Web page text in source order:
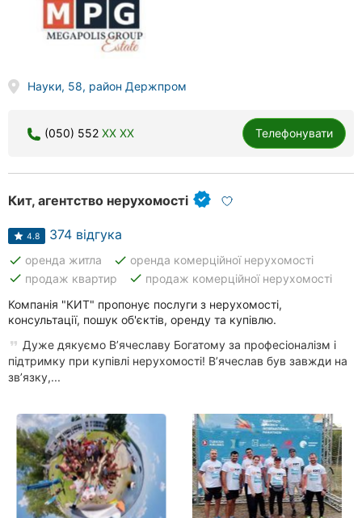
Науки, 58, район Держпром
(050) 552 XX XX Телефонувати
Кит, агентство нерухомості
4.8 374 відгука
done оренда житла done оренда комерційної нерухомості
done продаж квартир done продаж комерційної нерухомості
Компанія "КИТ" пропонує послуги з нерухомості,
консультації, пошук об'єктів, оренду та купівлю.
Дуже дякуємо Вʼячеславу Богатому за професіоналізм і
підтримку при купівлі нерухомості! Вʼячеслав був завжди на
звʼязку,...